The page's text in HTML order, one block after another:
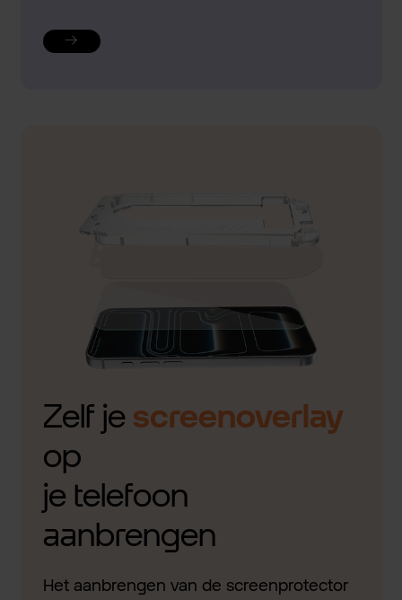
Zelf je screenoverlay
op
je telefoon
aanbrengen
Het aanbrengen van de screenprotector